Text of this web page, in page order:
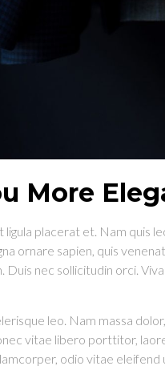
More
placerat et. Nam quis
ornare sapien, quis
nec sollicitudin orci.
leo. Nam massa
vitae libero porttitor,
odio vitae eleifend